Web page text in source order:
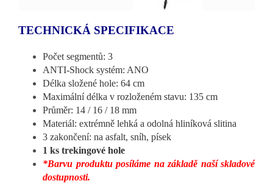
TECHNICKÁ SPECIFIKACE
Počet segmentů: 3
ANTI-Shock systém: ANO
Délka složené hole: 64 cm
Maximální délka v rozloženém stavu: 135 cm
Průměr: 14 / 16 / 18 mm
Materiál: extrémně lehká a odolná hliníková slitina
3 zakončení: na asfalt, sníh, písek
1 ks trekingové hole
*Barvu produktu posíláme na základě naší skladové
dostupnosti.